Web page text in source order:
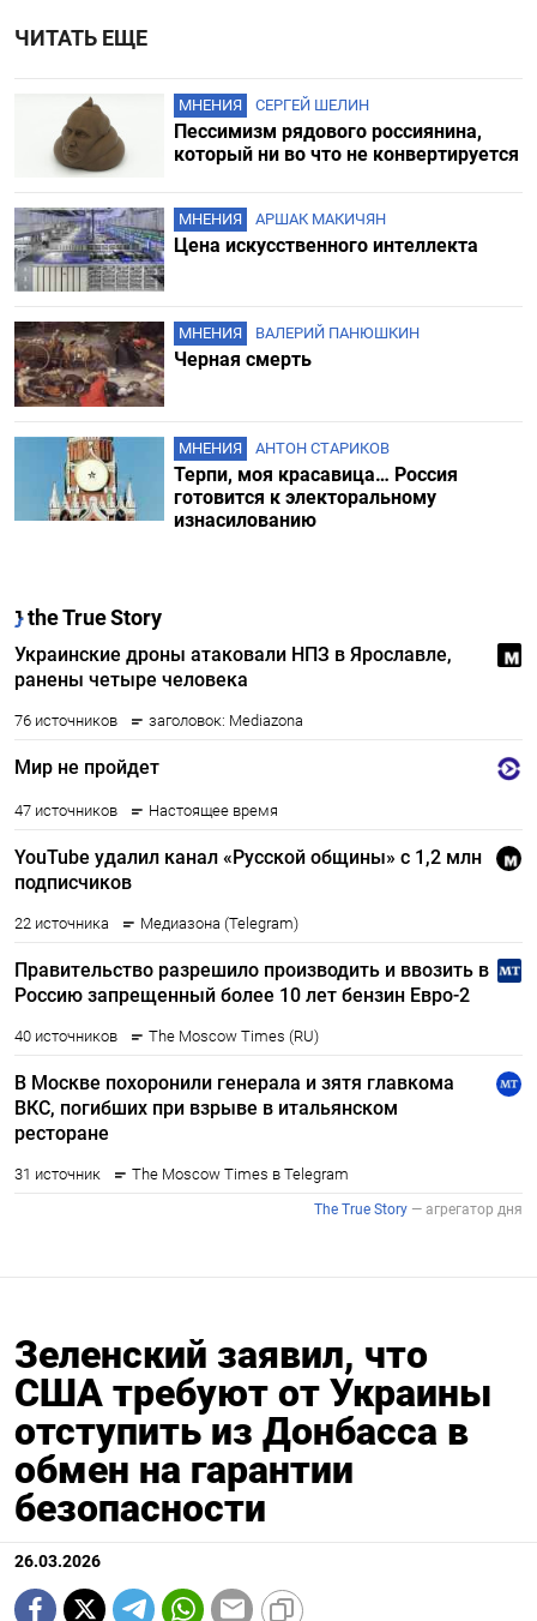
ЧИТАТЬ ЕЩЕ
МНЕНИЯ СЕРГЕЙ ШЕЛИН
Пессимизм рядового россиянина,
который ни во что не конвертируется
МНЕНИЯ АРШАК МАКИЧЯН
Цена искусственного интеллекта
МНЕНИЯ ВАЛЕРИЙ ПАНЮШКИН
Черная смерть
МНЕНИЯ АНТОН СТАРИКОВ
Терпи, моя красавица… Россия
готовится к электоральному
изнасилованию
Зеленский заявил, что
США требуют от Украины
отступить из Донбасса в
обмен на гарантии
безопасности
26.03.2026